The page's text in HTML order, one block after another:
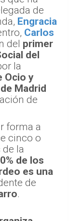
de
Engracia
Carlos
del primer
del
la
Ocio y
Madrid
de
forma a
cinco o
la
de los
es una
de
.